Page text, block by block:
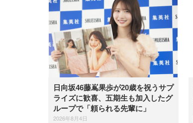
日向坂46藤嶌果歩が20歳を祝うサプ
ライズに歓喜、五期生も加入したグ
ループで「頼られる先輩に」
2026年8月4日